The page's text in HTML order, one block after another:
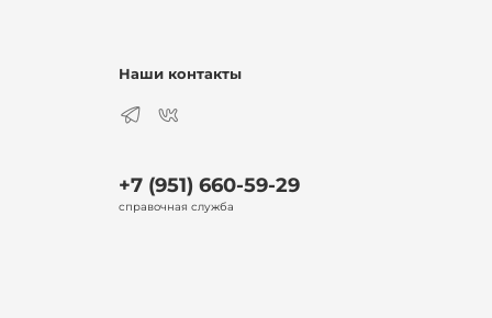
Наши контакты
+7 (951) 660-59-29
справочная служба